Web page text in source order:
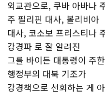
외교관으로, 쿠바 아바나
주 필리핀 대사, 볼리비아
대사, 코소보 프리스티나
강경파 로 잘 알려진
그를 바이든 대통령이 주
행정부의 대북 기조가
강경책으로 선회하는 게